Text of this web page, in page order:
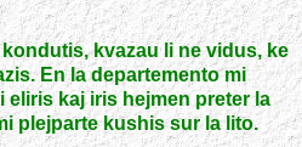
kvazau li ne vidus, ke
En la departemento mi
kaj iris hejmen preter la
plejparte kushis sur la lito.